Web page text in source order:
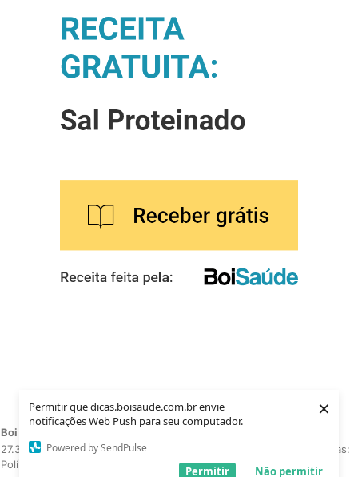
Permitir que dicas.boisaude.com.br envie
notificações Web Push para seu computador.
Powered by SendPulse
Não permitir
Permitir
×
Boi Saúde 2021
27.369.466/0001-15Telefone:
(17) 4141-3292 - Conheça nossas:
Políticas e privacidade e Termos de uso.